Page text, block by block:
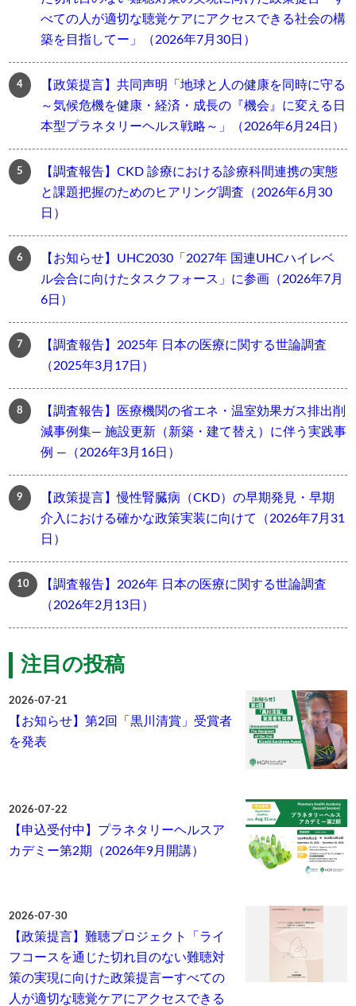
べての人が適切な聴覚ケアにアクセスできる社会の構
築を目指してー」（2026年7月30日）
【政策提言】共同声明「地球と人の健康を同時に守る
～気候危機を健康・経済・成長の『機会』に変える日
本型プラネタリーヘルス戦略～」（2026年6月24日）
【調査報告】CKD 診療における診療科間連携の実態
と課題把握のためのヒアリング調査（2026年6月30
日）
【お知らせ】UHC2030「2027年 国連UHCハイレベ
ル会合に向けたタスクフォース」に参画（2026年7月
6日）
【調査報告】2025年 日本の医療に関する世論調査
（2025年3月17日）
【調査報告】医療機関の省エネ・温室効果ガス排出削
減事例集― 施設更新（新築・建て替え）に伴う実践事
例 ―（2026年3月16日）
【政策提言】慢性腎臓病（CKD）の早期発見・早期
介入における確かな政策実装に向けて（2026年7月31
日）
【調査報告】2026年 日本の医療に関する世論調査
（2026年2月13日）
注目の投稿
2026-07-21
【お知らせ】第2回「黒川清賞」受賞者
を発表
2026-07-22
【申込受付中】プラネタリーヘルスア
カデミー第2期（2026年9月開講）
2026-07-30
【政策提言】難聴プロジェクト「ライ
フコースを通じた切れ目のない難聴対
策の実現に向けた政策提言ーすべての
人が適切な聴覚ケアにアクセスできる